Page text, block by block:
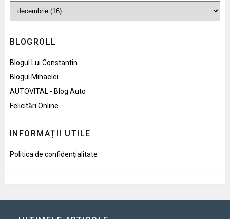
BLOGROLL
Blogul Lui Constantin
Blogul Mihaelei
AUTOVITAL - Blog Auto
Felicitări Online
INFORMAȚII UTILE
Politica de confidențialitate